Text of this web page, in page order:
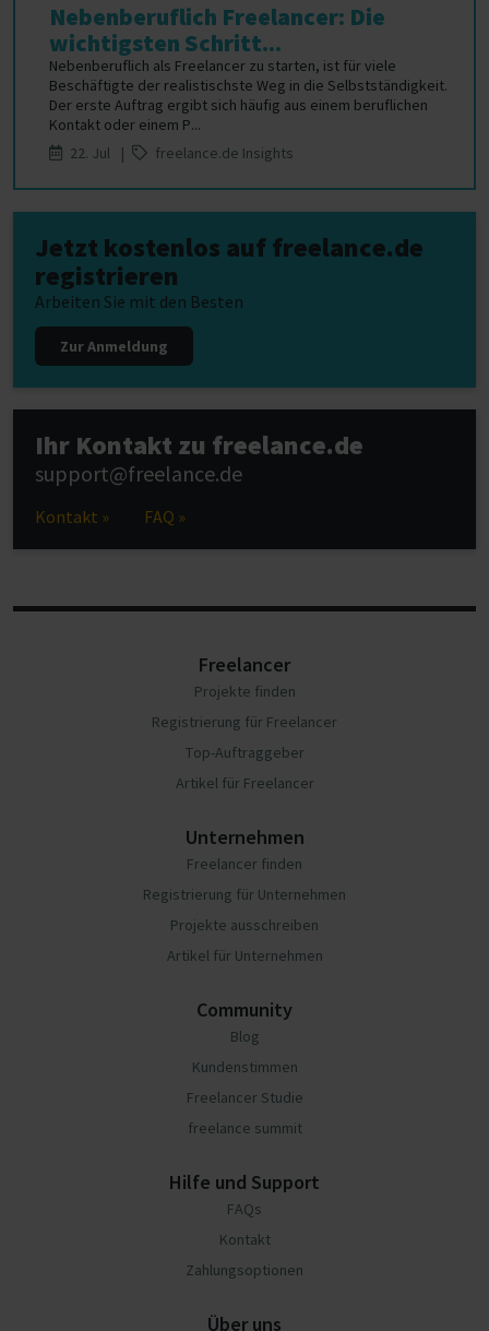
Nebenberuflich Freelancer: Die
wichtigsten Schritt...
Nebenberuflich als Freelancer zu starten, ist für viele
Beschäftigte der realistischste Weg in die Selbstständigkeit.
Der erste Auftrag ergibt sich häufig aus einem beruflichen
Kontakt oder einem P...
22. Jul |
freelance.de Insights
Jetzt kostenlos auf freelance.de
registrieren
Arbeiten Sie mit den Besten
Zur Anmeldung
Ihr Kontakt zu freelance.de
support@freelance.de
Kontakt » FAQ »
Freelancer
Projekte finden
Registrierung für Freelancer
Top-Auftraggeber
Artikel für Freelancer
Unternehmen
Freelancer finden
Registrierung für Unternehmen
Projekte ausschreiben
Artikel für Unternehmen
Community
Blog
Kundenstimmen
Freelancer Studie
freelance summit
Hilfe und Support
FAQs
Kontakt
Zahlungsoptionen
Über uns